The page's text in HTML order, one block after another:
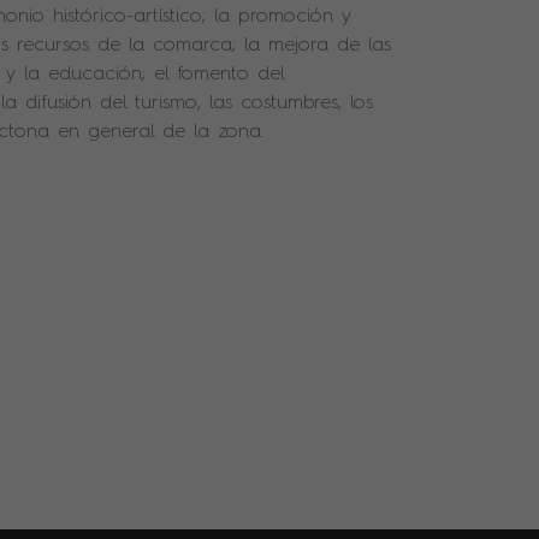
histórico-artístico; la promoción y
recursos de la comarca; la mejora de las
y la educación; el fomento del
difusión del turismo, las costumbres, los
en general de la zona.